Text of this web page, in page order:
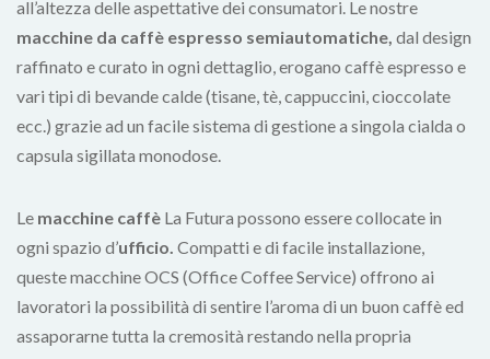
all’altezza delle aspettative dei consumatori. Le nostre
macchine da caffè espresso semiautomatiche, dal design
raffinato e curato in ogni dettaglio, erogano caffè espresso e
vari tipi di bevande calde (tisane, tè, cappuccini, cioccolate
ecc.) grazie ad un facile sistema di gestione a singola cialda o
capsula sigillata monodose.
Le macchine caffè La Futura possono essere collocate in
ogni spazio d’ufficio. Compatti e di facile installazione,
queste macchine OCS (Office Coffee Service) offrono ai
lavoratori la possibilità di sentire l’aroma di un buon caffè ed
assaporarne tutta la cremosità restando nella propria